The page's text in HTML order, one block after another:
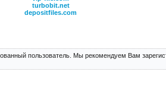
turbobit.net
depositfiles.com
пользователь. Мы рекомендуем Вам